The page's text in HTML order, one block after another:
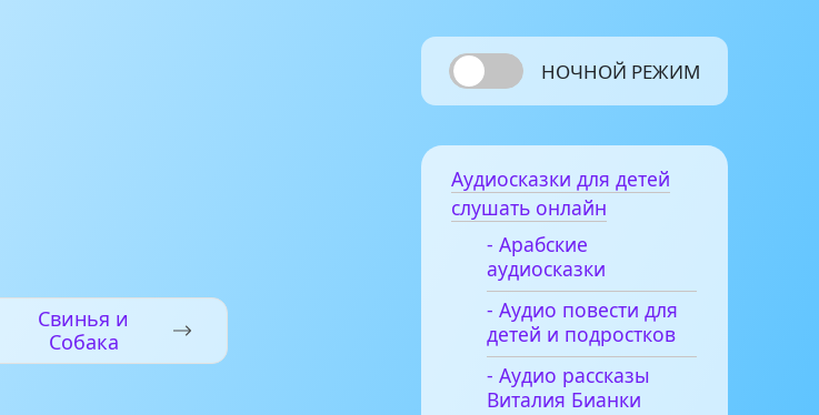
Свинья и
Cобака
НОЧНОЙ РЕЖИМ
Аудиосказки для детей
слушать онлайн
- Арабские
аудиосказки
- Аудио повести для
детей и подростков
- Аудио рассказы
Виталия Бианки